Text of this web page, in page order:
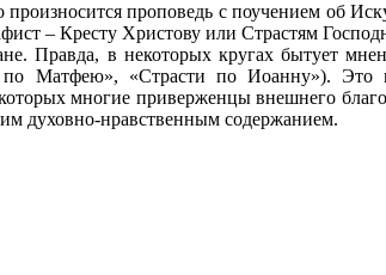
проповедь с поучением об
– Кресту Христову или Страстям
Правда, в некоторых кругах бытует
по Матфею», «Страсти по Иоанну»). Это
многие приверженцы внешнего
духовно-нравственным содержанием.